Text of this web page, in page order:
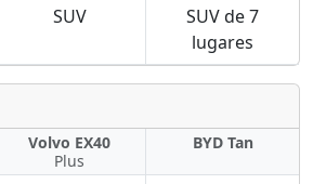
SUV
SUV de 7
lugares
Volvo EX40
Plus
BYD Tan